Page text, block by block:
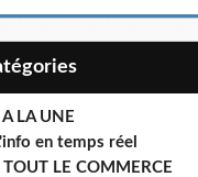
LA UNE
en temps réel
LE COMMERCE